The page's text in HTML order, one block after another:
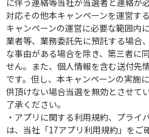
に伴う連絡等当社が当選者と連絡が
対応その他本キャンペーンを運営す
キャンペーンの運営に必要な範囲内
業者等、業務委託先に預託する場合
な事由がある場合を除き、第三者に
せん。また、個人情報を含む送付先
です。但し、本キャンペーンの実施
供頂けない場合当選を無効とさせて
了承ください。
・アプリに関する利用規約、プライ
は、当社「17アプリ利用規約」をご